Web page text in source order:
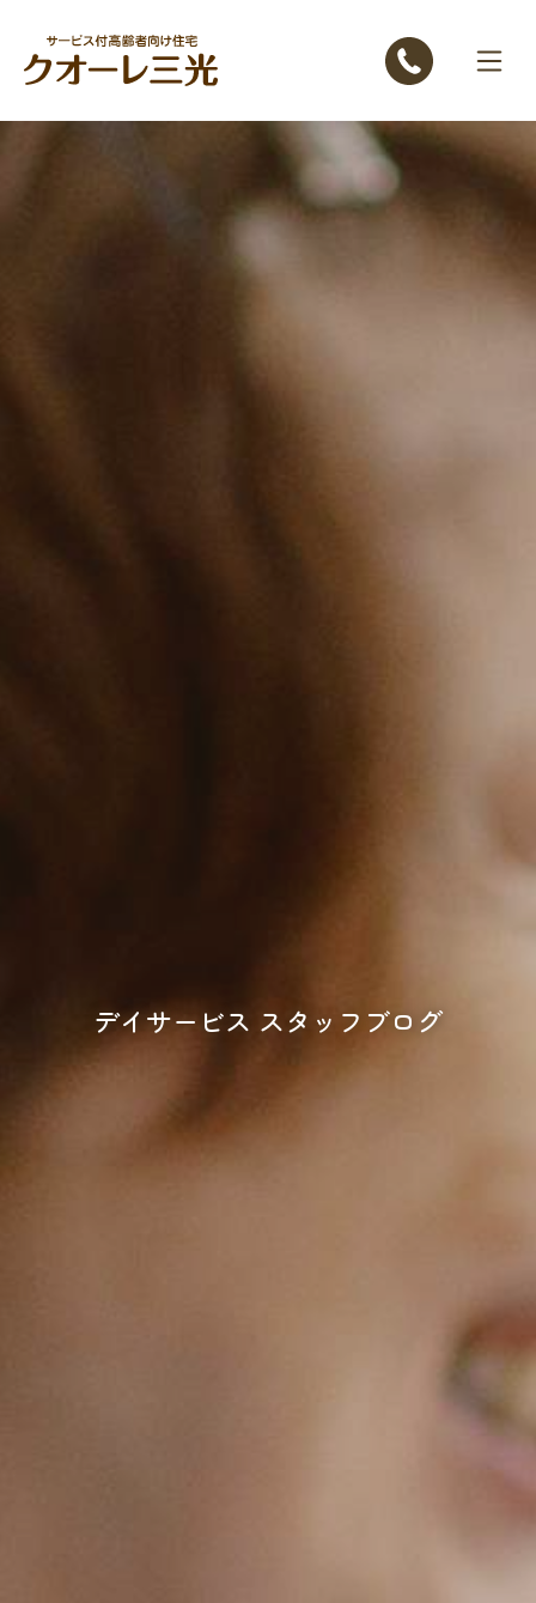
デイサービス スタッフブログ